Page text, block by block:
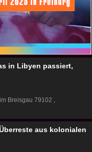
in Libyen passiert,
Breisgau 79102
aus kolonialen